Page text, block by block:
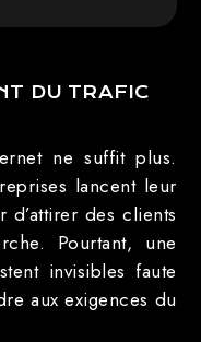
DU TRAFIC
ne suffit plus.
lancent leur
d’attirer des clients
Pourtant, une
invisibles faute
aux exigences du